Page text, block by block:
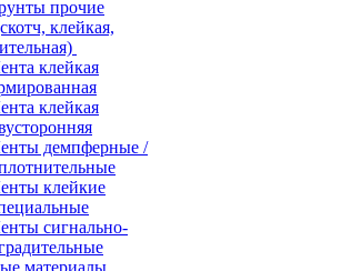
прочие
клейкая,
клейкая
клейкая
демпферные /
клейкие
сигнально-
материалы